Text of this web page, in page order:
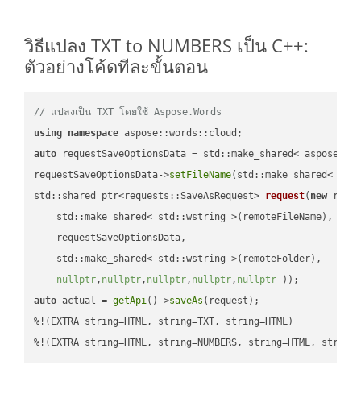
วิธีแปลง TXT to NUMBERS เป็น C++:
ตัวอย่างโค้ดทีละขั้นตอน
// แปลงเป็น TXT โดยใช้ Aspose.Words
using namespace
auto requestSaveOptionsData = std::make_shared<
requestSaveOptionsData->setFileName(std::make_shared<
std::shared_ptr<requests::SaveAsRequest> request( new
    std::make_shared< std::wstring >(remoteFileName),
    requestSaveOptionsData,
    std::make_shared< std::wstring >(remoteFolder),
nullptr, nullptr, nullptr, nullptr, nullptr ))
auto actual = getApi()->saveAs (request);
%!(EXTRA string=HTML, string=TXT, string=HTML)
%!(EXTRA string=HTML, string=NUMBERS, string=HTML,